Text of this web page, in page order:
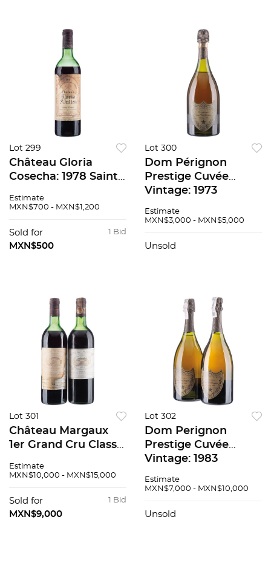
Lot 299
Château Gloria
Cosecha: 1978 Saint-
en el hombro
Etiqueta manchada
Estimate
MXN$700 - MXN$1,200
1 Bid
Sold for
MXN$500
Lot 300
Dom Pérignon
Prestige Cuvée
Vintage: 1973
93 / 100
Estimate
MXN$3,000 - MXN$5,000
Unsold
Lot 301
Château Margaux
1er Grand Cru Classé
1977 Margaux,
Estimate
MXN$10,000 - MXN$15,000
1 Bid
Sold for
MXN$9,000
Lot 302
Dom Perignon
Prestige Cuvée
Vintage: 1983
Piezas: 2 94 / 100
Estimate
MXN$7,000 - MXN$10,000
Unsold